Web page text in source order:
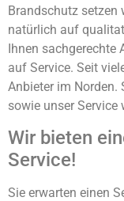
Brandschutz setzen
natürlich auf
Ihnen sachgerechte
auf Service. Seit
Anbieter im Norden.
sowie unser Service
Wir bieten
Service!
Sie erwarten einen